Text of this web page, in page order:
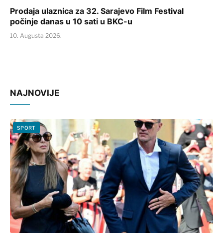
Prodaja ulaznica za 32. Sarajevo Film Festival
počinje danas u 10 sati u BKC-u
10. Augusta 2026.
NAJNOVIJE
SPORT